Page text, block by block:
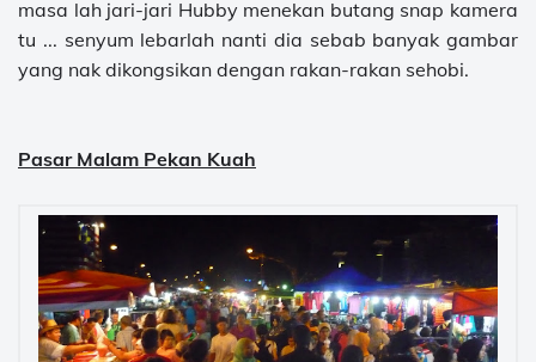
masa lah jari-jari Hubby menekan butang snap kamera
tu ... senyum lebarlah nanti dia sebab banyak gambar
yang nak dikongsikan dengan rakan-rakan sehobi.
Pasar Malam Pekan Kuah